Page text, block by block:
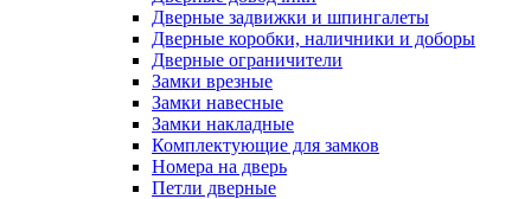
Дверные задвижки и шпингалеты
Дверные коробки, наличники и доборы
Дверные ограничители
Замки врезные
Замки навесные
Замки накладные
Комплектующие для замков
Номера на дверь
Петли дверные